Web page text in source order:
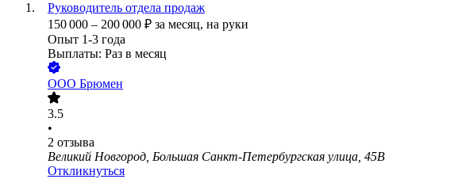
Руководитель отдела продаж
150 000 – 200 000 ₽ за месяц, на руки
Опыт 1-3 года
Выплаты: Раз в месяц
ООО Брюмен
3.5
•
2 отзыва
Великий Новгород, Большая Санкт-Петербургская улица, 45В
Откликнуться